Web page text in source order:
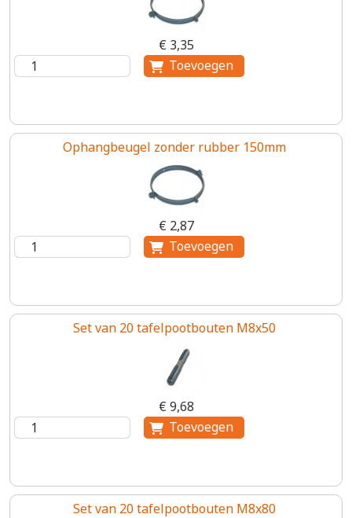
€ 3,35
Ophangbeugel zonder rubber 150mm
€ 2,87
Set van 20 tafelpootbouten M8x50
€ 9,68
Set van 20 tafelpootbouten M8x80